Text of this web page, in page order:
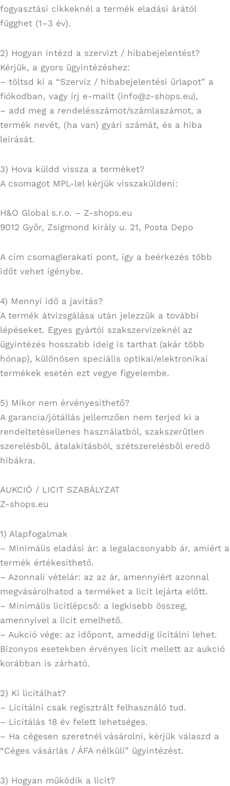
fogyasztási cikkeknél a termék eladási árától
függhet (1–3 év).
2) Hogyan intézd a szervizt / hibabejelentést?
Kérjük, a gyors ügyintézéshez:
– töltsd ki a “Szerviz / hibabejelentési űrlapot” a
fiókodban, vagy írj e-mailt (info@z-shops.eu),
– add meg a rendelésszámot/számlaszámot, a
termék nevét, (ha van) gyári számát, és a hiba
leírását.
3) Hova küldd vissza a terméket?
A csomagot MPL-lel kérjük visszaküldeni:
H&O Global s.r.o. – Z-shops.eu
9012 Győr, Zsigmond király u. 21, Posta Depo
A cím csomaglerakati pont, így a beérkezés több
időt vehet igénybe.
4) Mennyi idő a javítás?
A termék átvizsgálása után jelezzük a további
lépéseket. Egyes gyártói szakszervizeknél az
ügyintézés hosszabb ideig is tarthat (akár több
hónap), különösen speciális optikai/elektronikai
termékek esetén ezt vegye figyelembe.
5) Mikor nem érvényesíthető?
A garancia/jótállás jellemzően nem terjed ki a
rendeltetésellenes használatból, szakszerűtlen
szerelésből, átalakításból, szétszerelésből eredő
hibákra.
AUKCIÓ / LICIT SZABÁLYZAT
Z-shops.eu
1) Alapfogalmak
– Minimális eladási ár: a legalacsonyabb ár, amiért a
termék értékesíthető.
– Azonnali vételár: az az ár, amennyiért azonnal
megvásárolhatod a terméket a licit lejárta előtt.
– Minimális licitlépcső: a legkisebb összeg,
amennyivel a licit emelhető.
– Aukció vége: az időpont, ameddig licitálni lehet.
Bizonyos esetekben érvényes licit mellett az aukció
korábban is zárható.
2) Ki licitálhat?
– Licitálni csak regisztrált felhasználó tud.
– Licitálás 18 év felett lehetséges.
– Ha cégesen szeretnél vásárolni, kérjük válaszd a
“Céges vásárlás / ÁFA nélküli” ügyintézést.
3) Hogyan működik a licit?